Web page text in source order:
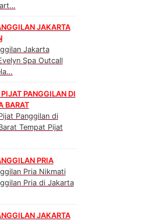
JAKARTA
Jakarta
Spa Outcall
PANGGILAN DI
BARAT
Panggilan di
Tempat Pijat
PRIA
Pria Nikmati
Pria di Jakarta
JAKARTA